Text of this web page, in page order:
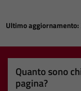
Ultimo aggiornamento:
Quanto sono
pagina?